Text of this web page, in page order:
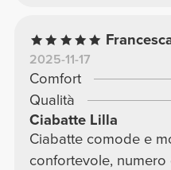
2025-11-17
Comfort
Qualità
Ciabatte Lilla
Ciabatte comode e
confortevole,